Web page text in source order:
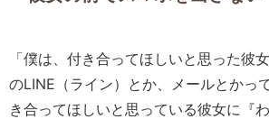
「僕は、付き合ってほしいと思った彼
のLINE（ライン）とか、メールとかっ
き合ってほしいと思っている彼女に『